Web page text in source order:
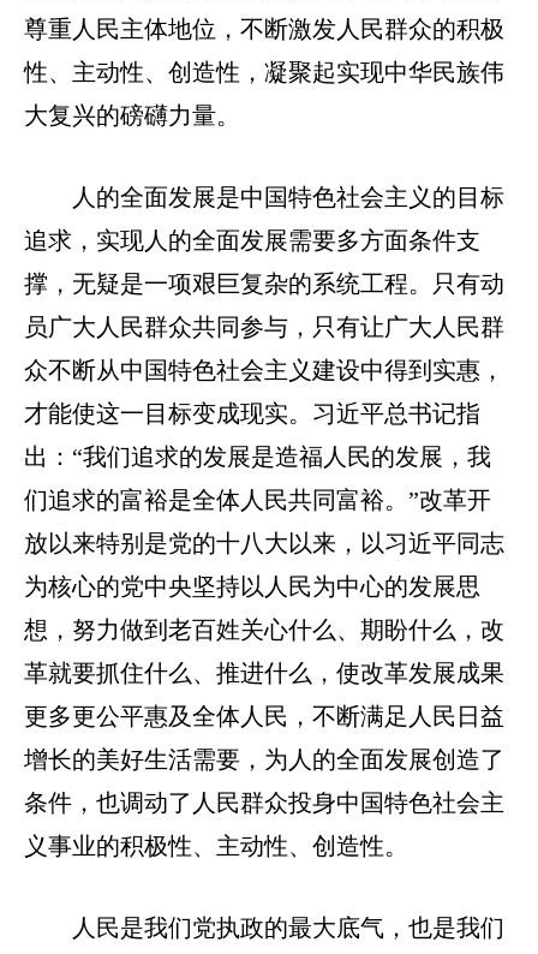
尊重人民主体地位，不断激发人民群众的积极
性、主动性、创造性，凝聚起实现中华民族伟
大复兴的磅礴力量。
人的全面发展是中国特色社会主义的目标
追求，实现人的全面发展需要多方面条件支
撑，无疑是一项艰巨复杂的系统工程。只有动
员广大人民群众共同参与，只有让广大人民群
众不断从中国特色社会主义建设中得到实惠，
才能使这一目标变成现实。习近平总书记指
出：“我们追求的发展是造福人民的发展，我
们追求的富裕是全体人民共同富裕。”改革开
放以来特别是党的十八大以来，以习近平同志
为核心的党中央坚持以人民为中心的发展思
想，努力做到老百姓关心什么、期盼什么，改
革就要抓住什么、推进什么，使改革发展成果
更多更公平惠及全体人民，不断满足人民日益
增长的美好生活需要，为人的全面发展创造了
条件，也调动了人民群众投身中国特色社会主
义事业的积极性、主动性、创造性。
人民是我们党执政的最大底气，也是我们